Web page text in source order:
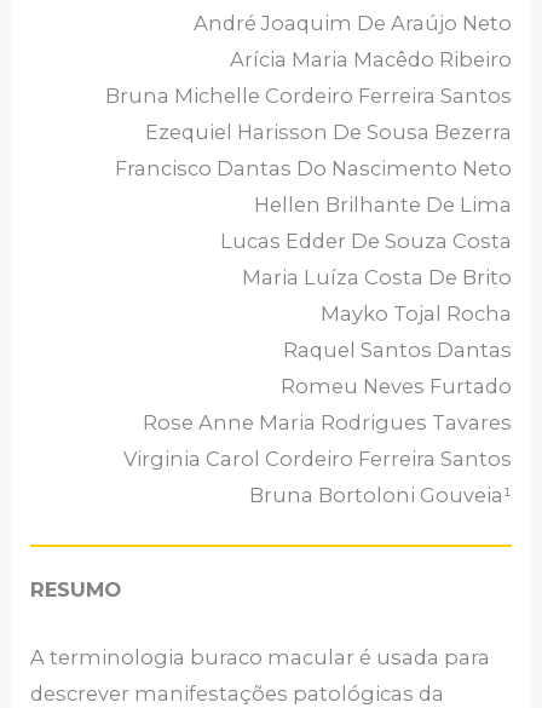
André Joaquim De Araújo Neto
Arícia Maria Macêdo Ribeiro
Bruna Michelle Cordeiro Ferreira Santos
Ezequiel Harisson De Sousa Bezerra
Francisco Dantas Do Nascimento Neto
Hellen Brilhante De Lima
Lucas Edder De Souza Costa
Maria Luíza Costa De Brito
Mayko Tojal Rocha
Raquel Santos Dantas
Romeu Neves Furtado
Rose Anne Maria Rodrigues Tavares
Virginia Carol Cordeiro Ferreira Santos
Bruna Bortoloni Gouveia¹
RESUMO
A terminologia buraco macular é usada para
descrever manifestações patológicas da